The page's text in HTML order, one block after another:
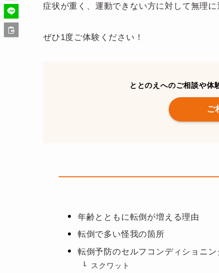
症状が重く、運動できない方に対して無理
ぜひ1度ご体験ください！
ととのえへのご相談や体
ご
年齢とともに転倒が増える理由
転倒で多い怪我の箇所
転倒予防のセルフコンディショニン
スクワット